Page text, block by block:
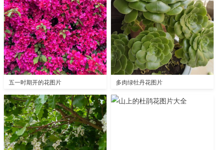
五一时期开的花图片 多肉绿牡丹花图片